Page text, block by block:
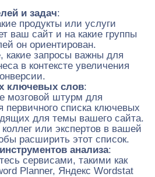
и задач:
продукты или услуги
ваш сайт и на какие группы
он ориентирован.
какие запросы важны для
в контексте увеличения
ключевых слов:
мозговой штурм для
первичного списка ключевых
для темы вашего сайта.
или экспертов в вашей
расширить этот список.
анализа:
сервисами, такими как
Planner, Яндекс Wordstat